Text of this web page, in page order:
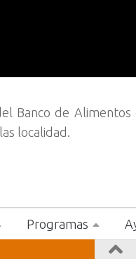
Banco de
localidad.
Programas